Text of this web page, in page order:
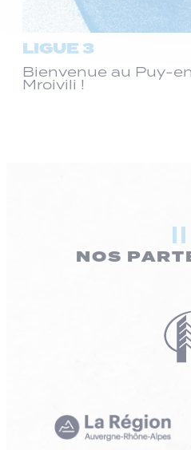
LIGUE 3
Bienvenue au Puy-
Mroivili !
NOS